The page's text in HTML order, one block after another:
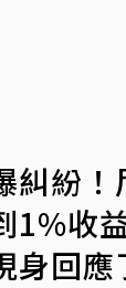
糾紛
1%收
身回應